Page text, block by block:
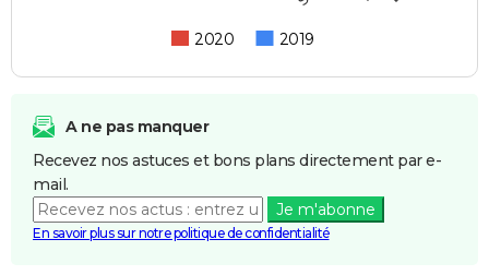
2020 2019
A ne pas manquer
Recevez nos astuces et bons plans directement par e-
mail.
Je m'abonne
En savoir plus sur notre politique de confidentialité